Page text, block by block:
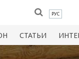
РУС
СТАТЬИ